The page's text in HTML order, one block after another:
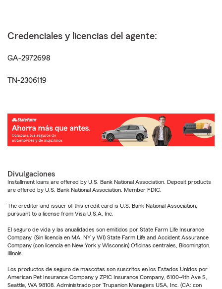
Credenciales y licencias del agente:
GA-2972698
TN-2306119
Divulgaciones
Installment loans are offered by U.S. Bank National Association. Deposit products
are offered by U.S. Bank National Association. Member FDIC.
The creditor and issuer of this credit card is U.S. Bank National Association,
pursuant to a license from Visa U.S.A. Inc.
El seguro de vida y las anualidades son emitidos por State Farm Life Insurance
Company. (Sin licencia en MA, NY y WI) State Farm Life and Accident Assurance
Company (con licencia en New York y Wisconsin) Oficinas centrales, Bloomington,
Illinois.
Los productos de seguro de mascotas son suscritos en los Estados Unidos por
American Pet Insurance Company y ZPIC Insurance Company, 6100-4th Ave S,
Seattle, WA 98108. Administrado por Trupanion Managers USA, Inc. (CA: con